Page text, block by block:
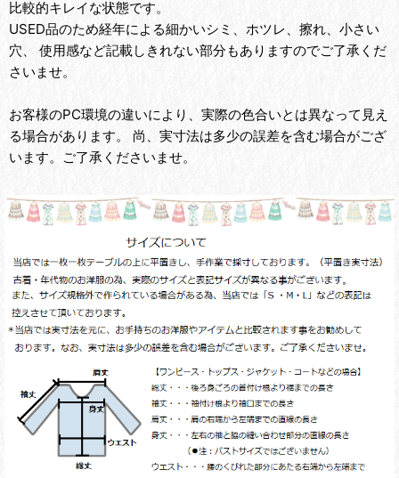
比較的キレイな状態です。
USED品のため経年による細かいシミ、ホツレ、擦れ、小さい
穴、 使用感など記載しきれない部分もありますのでご了承くだ
さいませ。
お客様のPC環境の違いにより、実際の色合いとは異なって見え
る場合があります。 尚、実寸法は多少の誤差を含む場合がござ
います。ご了承くださいませ。